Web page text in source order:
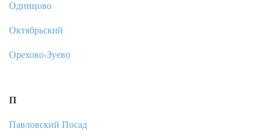
Одинцово
Октябрьский
Орехово-Зуево
П
Павловский Посад